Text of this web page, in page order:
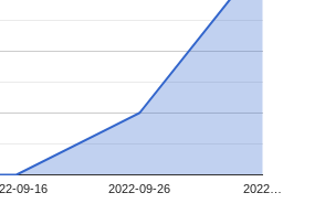
09-16 2022-09-26 2022…